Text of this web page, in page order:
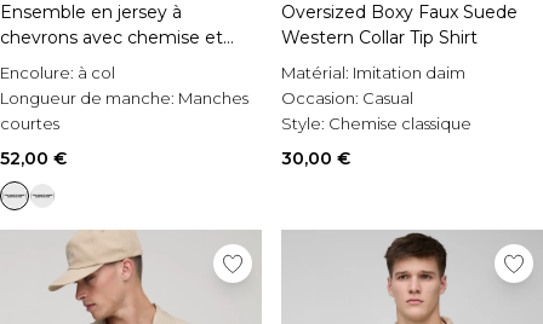
Ensemble en jersey à
chevrons avec chemise et
pantalon
Encolure: à col
Longueur de manche: Manches
courtes
Matérial:
52,00 €
Oversized Boxy Faux Suede
Western Collar Tip Shirt
Matérial: Imitation daim
Occasion: Casual
Style: Chemise classique
30,00 €